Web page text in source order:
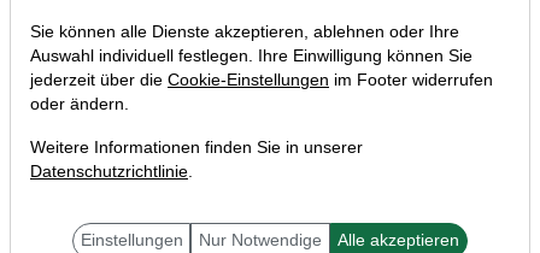
Liebe Trader,
Sie können alle Dienste akzeptieren, ablehnen oder Ihre
Auswahl individuell festlegen. Ihre Einwilligung können Sie
jederzeit über die Cookie-Einstellungen im Footer widerrufen
oder ändern.
Weitere Informationen finden Sie in unserer
Datenschutzrichtlinie.
Einstellungen Nur Notwendige Alle akzeptieren